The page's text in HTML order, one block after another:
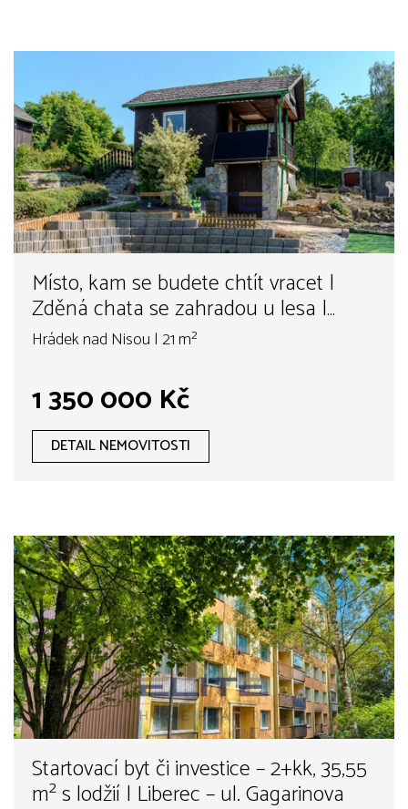
Místo, kam se budete chtít vracet |
Zděná chata se zahradou u lesa |
Hrádek nad Nisou
Hrádek nad Nisou | 21 m²
1 350 000 Kč
DETAIL NEMOVITOSTI
Startovací byt či investice – 2+kk, 35,55
m² s lodžií | Liberec – ul. Gagarinova